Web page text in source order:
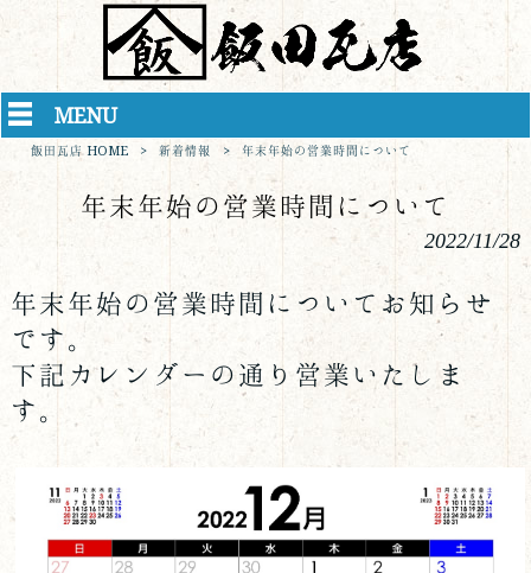
MENU
飯田瓦店 HOME > 新着情報 > 年末年始の営業時間について
年末年始の営業時間について
2022/11/28
年末年始の営業時間についてお知らせ
です。
下記カレンダーの通り営業いたしま
す。